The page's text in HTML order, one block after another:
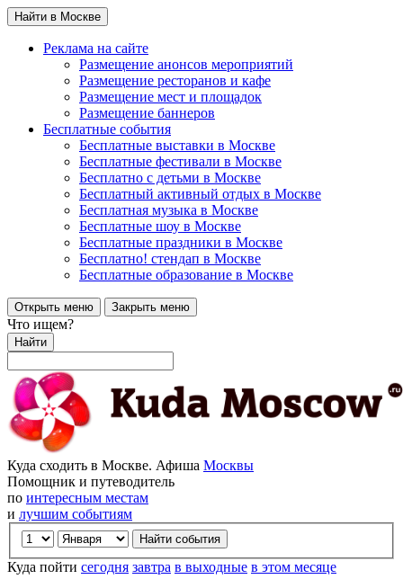
Найти в Москве
Реклама на сайте
Размещение анонсов мероприятий
Размещение ресторанов и кафе
Размещение мест и площадок
Размещение баннеров
Бесплатные события
Бесплатные выставки в Москве
Бесплатные фестивали в Москве
Бесплатно с детьми в Москве
Бесплатный активный отдых в Москве
Бесплатная музыка в Москве
Бесплатные шоу в Москве
Бесплатные праздники в Москве
Бесплатно! стендап в Москве
Бесплатные образование в Москве
Открыть меню Закрыть меню
Что ищем?
Найти
Куда сходить в Москве. Афиша Москвы
Помощник и путеводитель
по интересным местам
и лучшим событиям
Куда пойти сегодня завтра в выходные в этом месяце